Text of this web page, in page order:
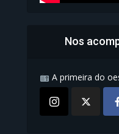
Nos
A primeira do